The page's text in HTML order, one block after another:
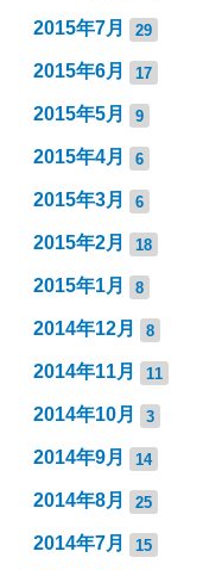
2015年7月 29
2015年6月 17
2015年5月 9
2015年4月 6
2015年3月 6
2015年2月 18
2015年1月 8
2014年12月 8
2014年11月 11
2014年10月 3
2014年9月 14
2014年8月 25
2014年7月 15